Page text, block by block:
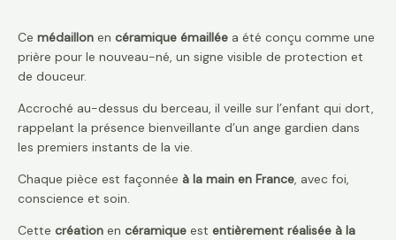
Ce médaillon en céramique émaillée a été conçu comme une
prière pour le nouveau-né, un signe visible de protection et
de douceur.
Accroché au-dessus du berceau, il veille sur l’enfant qui dort,
rappelant la présence bienveillante d’un ange gardien dans
les premiers instants de la vie.
Chaque pièce est façonnée à la main en France, avec foi,
conscience et soin.
Cette création en céramique est entièrement réalisée à la